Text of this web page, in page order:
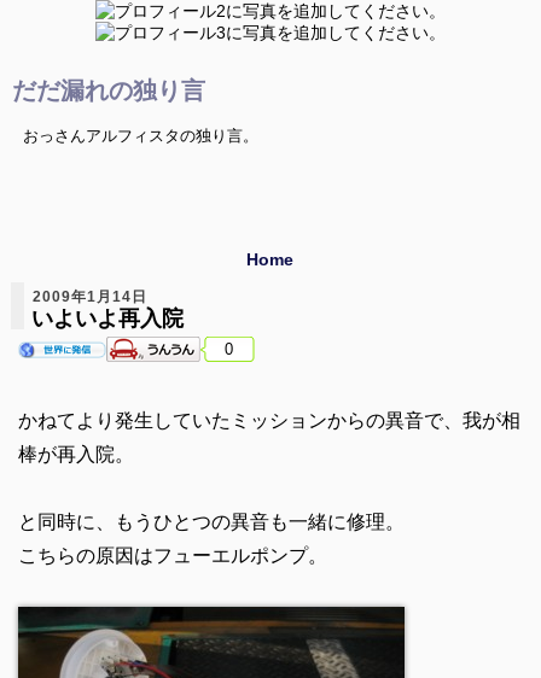
だだ漏れの独り言
おっさんアルフィスタの独り言。
Home
2009年1月14日
いよいよ再入院
0
かねてより発生していたミッションからの異音で、我が相
棒が再入院。
と同時に、もうひとつの異音も一緒に修理。
こちらの原因はフューエルポンプ。